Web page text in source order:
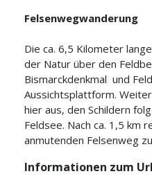
Felsenwegwanderung
Die ca. 6,5 Kilometer
der Natur über den
Bismarckdenkmal und
Aussichtsplattform.
hier aus, den Schildern
Feldsee. Nach ca. 1,5 km
anmutenden Felsenweg
Informationen zum